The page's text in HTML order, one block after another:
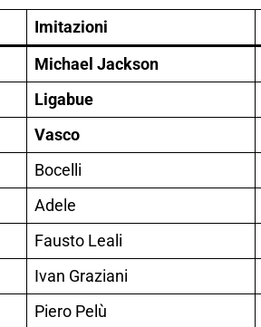
Imitazioni
Michael Jackson
Ligabue
Vasco
Bocelli
Adele
Fausto Leali
Ivan Graziani
Piero Pelù